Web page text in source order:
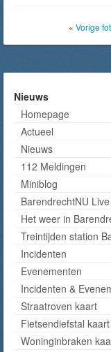
« Vorige
Nieuws
Homepage
Actueel
Nieuws
112 Meldingen
Miniblog
BarendrechtNU Live
Het weer in
Treintijden station
Incidenten
Evenementen
Incidenten &
Straatroven kaart
Fietsendiefstal kaart
Woninginbraken